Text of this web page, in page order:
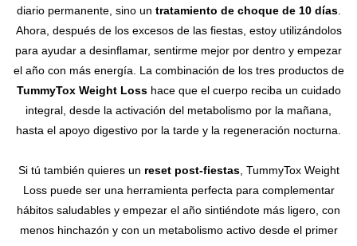
diario permanente, sino un tratamiento de choque de 10 días.
Ahora, después de los excesos de las fiestas, estoy utilizándolos
para ayudar a desinflamar, sentirme mejor por dentro y empezar
el año con más energía. La combinación de los tres productos de
TummyTox Weight Losshace que el cuerpo reciba un cuidado
integral, desde la activación del metabolismo por la mañana,
hasta el apoyo digestivo por la tarde y la regeneración nocturna.
Si tú también quieres un reset post-fiestas, TummyTox Weight
Loss puede ser una herramienta perfecta para complementar
hábitos saludables y empezar el año sintiéndote más ligero, con
menos hinchazón y con un metabolismo activo desde el primer